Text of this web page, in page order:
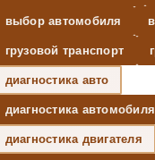
выбор автомобиля
грузовой транспорт
диагностика авто
диагностика автомобиля
диагностика двигателя